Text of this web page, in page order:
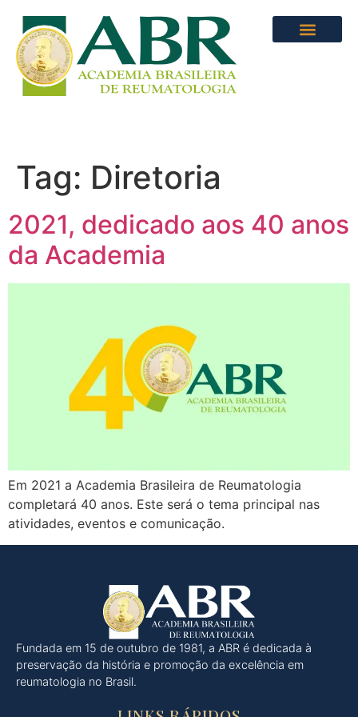
Tag: Diretoria
2021, dedicado aos 40 anos
da Academia
Em 2021 a Academia Brasileira de Reumatologia
completará 40 anos. Este será o tema principal nas
atividades, eventos e comunicação.
Fundada em 15 de outubro de 1981, a ABR é dedicada à
preservação da história e promoção da excelência em
reumatologia no Brasil.